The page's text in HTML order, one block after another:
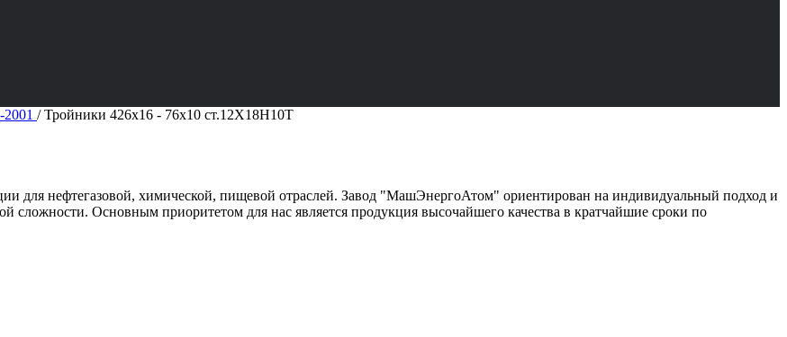
/Тройники 426х16 - 76х10 ст.12Х18Н10Т
для нефтегазовой, химической, пищевой отраслей. Завод "МашЭнергоАтом" ориентирован на индивидуальный подход и
сложности. Основным приоритетом для нас является продукция высочайшего качества в кратчайшие сроки по